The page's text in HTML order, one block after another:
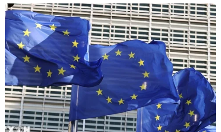
Tây Ban Nha: 100 người thiệt mạng
trong vụ vượt biển ồ ạt vào Ceuta
06/08/2026 16:03
Đức tuyên án chung thân đối tượng
gây vụ lao xe vào đám đông ở